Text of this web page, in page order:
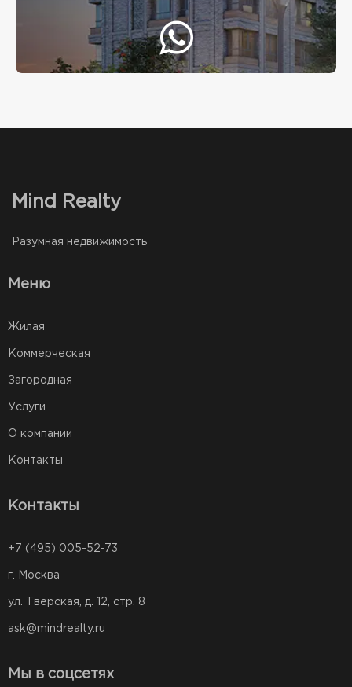
Mind Realty
Разумная недвижимость
Меню
Жилая
Коммерческая
Загородная
Услуги
О компании
Контакты
Контакты
+7 (495) 005-52-73
г. Москва
ул. Тверская, д. 12, стр. 8
ask@mindrealty.ru
Мы в соцсетях